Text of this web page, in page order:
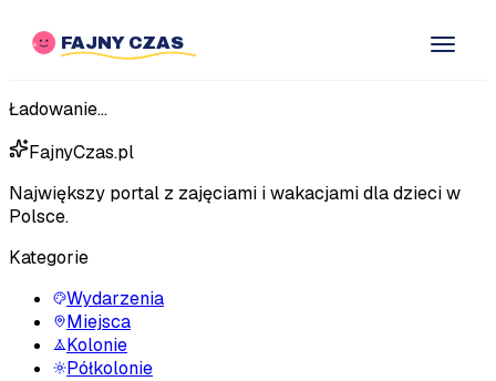
FAJNY CZAS
Ładowanie...
FajnyCzas.pl
Największy portal z zajęciami i wakacjami dla dzieci w
Polsce.
Kategorie
Wydarzenia
Miejsca
Kolonie
Półkolonie